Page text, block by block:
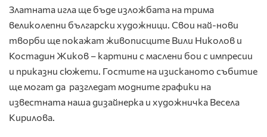
Златната игла ще бъде изложбата на трима
великолепни български художници. Свои най-нови
творби ще покажат живописците Вили Николов и
Костадин Жиков – картини с маслени бои с импресии
и приказни сюжети. Гостите на изисканото събитие
ще могат да разгледат модните графики на
известната наша дизайнерка и художничка Весела
Кирилова.